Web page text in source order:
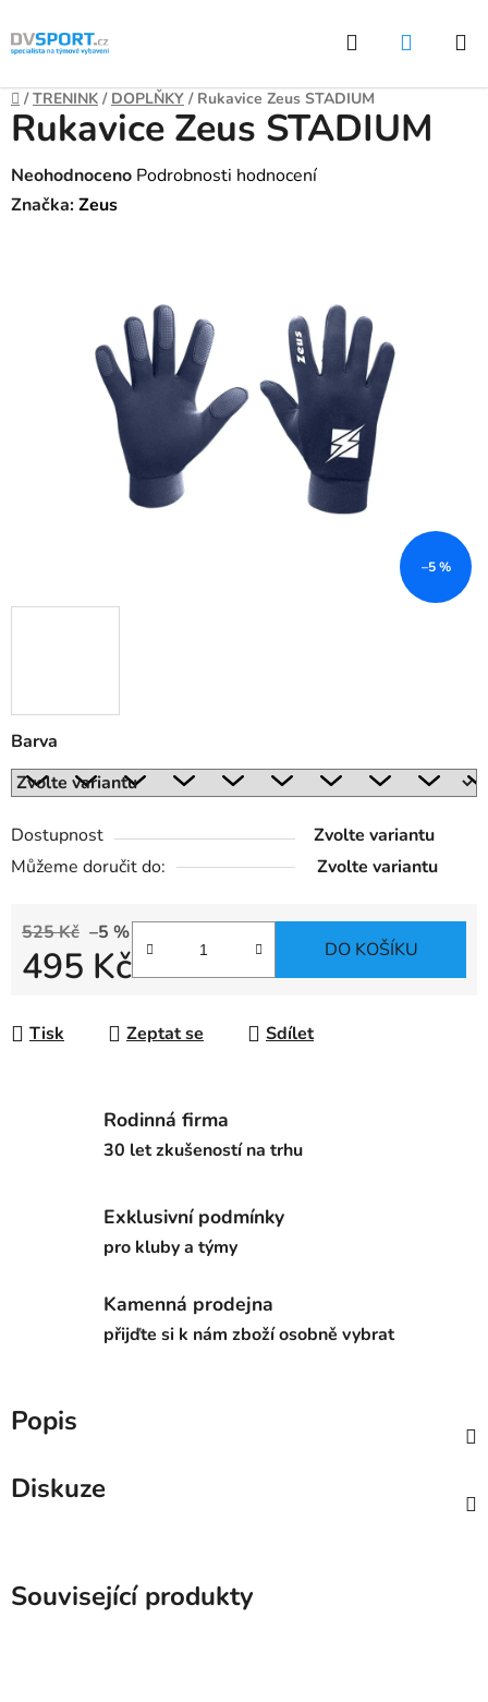
Přejít
na
Hledat
Domů
/ TRENINK / DOPLŇKY / Rukavice Zeus STADIUM
Barva
Dostupnost
Zvolte variantu
Můžeme doručit do:
Zvolte variantu
525 Kč –5 %
495 Kč DO KOŠÍKU
Tisk Zeptat se Sdílet
Rukavice Zeus STADIUM
Průměrné
hodnocení
Neohodnoceno Podrobnosti hodnocení
Značka:Zeus
–5 %
Rodinná firma
30 let zkušeností na trhu
Exklusivní podmínky
pro kluby a týmy
Kamenná prodejna
přijďte si k nám zboží osobně vybrat
Popis
Diskuze
Související produkty